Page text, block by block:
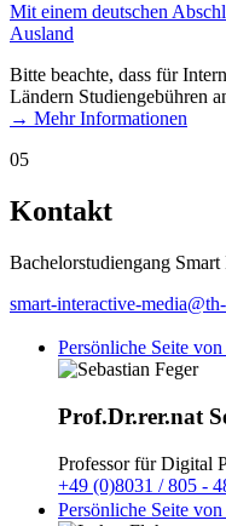
Mit einem deutschen
Ausland
Bitte beachte, dass für
Ländern Studiengebühren
→ Mehr Informationen
05
Kontakt
Bachelorstudiengang
smart-interactive-
Persönliche Seite
Prof.Dr.rer.nat
Professor für Digital
+49 (0)8031 / 805 -
Persönliche Seite